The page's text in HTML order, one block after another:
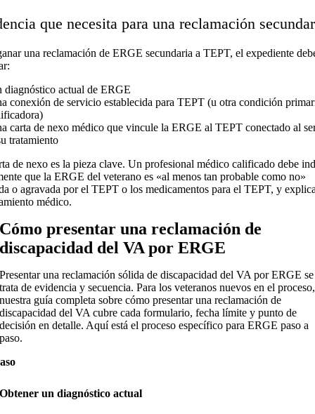
que necesita para una reclamación
una reclamación de ERGE secundaria a TEPT, el expediente
diagnóstico actual de ERGE
conexión de servicio establecida para TEPT (u otra condición
carta de nexo médico que vincule la ERGE al TEPT conectado al
tratamiento
de nexo es la pieza clave. Un profesional médico calificado debe
que la ERGE del veterano es «al menos tan probable como no»
o agravada por el TEPT o los medicamentos para el TEPT, y
médico.
Cómo presentar una reclamación de
discapacidad del VA por ERGE
Presentar una reclamación sólida de discapacidad del VA por ERGE se
trata de evidencia y secuencia. Para los veteranos nuevos en el proceso,
nuestra guía completa sobre cómo presentar una reclamación de
discapacidad del VA cubre cada formulario, fecha límite y punto de
decisión en detalle. Aquí está el proceso específico para ERGE paso a
paso.
Obtener un diagnóstico actual